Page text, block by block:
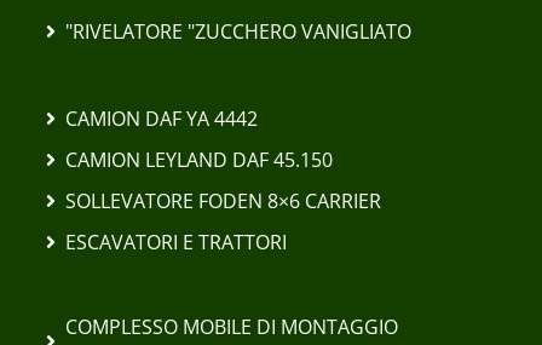
"RIVELATORE "ZUCCHERO VANIGLIATO
CAMION DAF YA 4442
CAMION LEYLAND DAF 45.150
SOLLEVATORE FODEN 8×6 CARRIER
ESCAVATORI E TRATTORI
COMPLESSO MOBILE DI MONTAGGIO